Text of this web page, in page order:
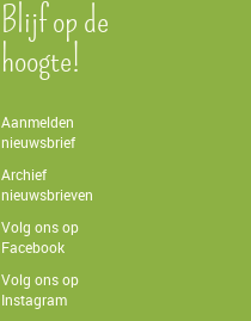
Blijf op de
hoogte!
Aanmelden
nieuwsbrief
Archief
nieuwsbrieven
Volg ons op
Facebook
Volg ons op
Instagram